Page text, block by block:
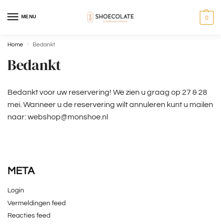
MENU 0
Home / Bedankt
Bedankt
Bedankt voor uw reservering! We zien u graag op 27 & 28
mei. Wanneer u de reservering wilt annuleren kunt u mailen
naar:webshop@monshoe.nl
META
Login
Vermeldingen feed
Reacties feed